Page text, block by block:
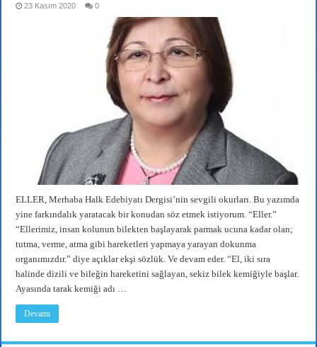
23 Kasım 2020 0
ELLER, Merhaba Halk Edebiyatı Dergisi’nin sevgili okurları. Bu yazımda
yine farkındalık yaratacak bir konudan söz etmek istiyorum. “Eller.”
“Ellerimiz, insan kolunun bilekten başlayarak parmak ucuna kadar olan;
tutma, verme, atma gibi hareketleri yapmaya yarayan dokunma
organımızdır.” diye açıklar ekşi sözlük. Ve devam eder. “El, iki sıra
halinde dizili ve bileğin hareketini sağlayan, sekiz bilek kemiğiyle başlar.
Ayasında tarak kemiği adı …
Devamı